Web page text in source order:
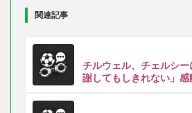
関連記事
チルウェル、チェルシ
謝してもしきれない」